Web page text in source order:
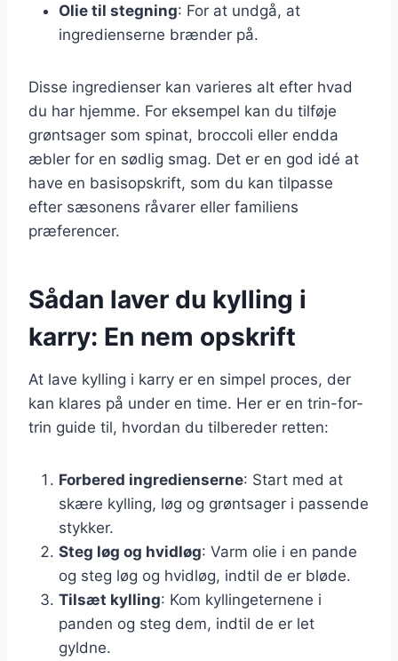
Olie til stegning: For at undgå, at
ingredienserne brænder på.
Disse ingredienser kan varieres alt efter hvad
du har hjemme. For eksempel kan du tilføje
grøntsager som spinat, broccoli eller endda
æbler for en sødlig smag. Det er en god idé at
have en basisopskrift, som du kan tilpasse
efter sæsonens råvarer eller familiens
præferencer.
Sådan laver du kylling i
karry: En nem opskrift
At lave kylling i karry er en simpel proces, der
kan klares på under en time. Her er en trin-for-
trin guide til, hvordan du tilbereder retten:
Forbered ingredienserne: Start med at
skære kylling, løg og grøntsager i passende
stykker.
Steg løg og hvidløg: Varm olie i en pande
og steg løg og hvidløg, indtil de er bløde.
Tilsæt kylling: Kom kyllingeternene i
panden og steg dem, indtil de er let
gyldne.